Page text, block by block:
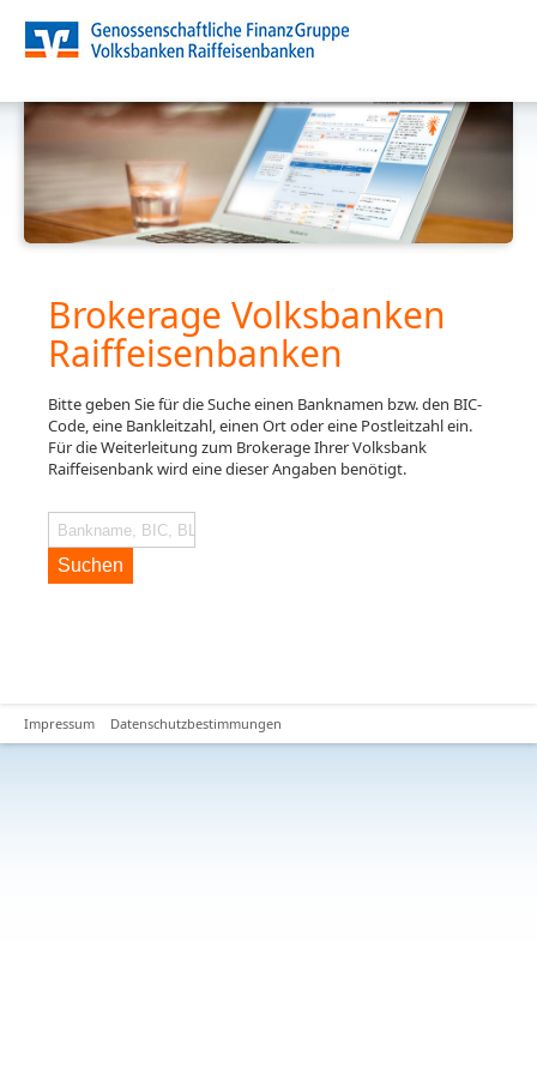
Brokerage Volksbanken
Raiffeisenbanken
Bitte geben Sie für die Suche einen Banknamen bzw. den BIC-
Code, eine Bankleitzahl, einen Ort oder eine Postleitzahl ein.
Für die Weiterleitung zum Brokerage Ihrer Volksbank
Raiffeisenbank wird eine dieser Angaben benötigt.
Suchen
Impressum Datenschutzbestimmungen